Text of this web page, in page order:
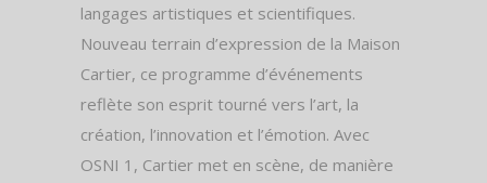
langages artistiques et scientifiques.
Nouveau terrain d’expression de la Maison
Cartier, ce programme d’événements
reflète son esprit tourné vers l’art, la
création, l’innovation et l’émotion. Avec
OSNI 1, Cartier met en scène, de manière